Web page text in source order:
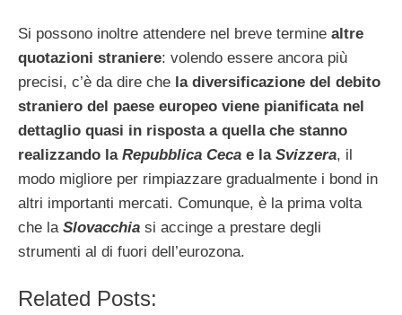
Si possono inoltre attendere nel breve termine altre
quotazioni straniere: volendo essere ancora più
precisi, c’è da dire che la diversificazione del debito
straniero del paese europeo viene pianificata nel
dettaglio quasi in risposta a quella che stanno
realizzando la Repubblica Ceca e la Svizzera, il
modo migliore per rimpiazzare gradualmente i bond in
altri importanti mercati. Comunque, è la prima volta
che la Slovacchia si accinge a prestare degli
strumenti al di fuori dell’eurozona.
Related Posts: